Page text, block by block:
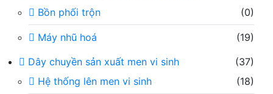
Bồn phối trộn
(0)
Máy nhũ hoá
(19)
Dây chuyền sản xuất men vi sinh
(37)
Hệ thống lên men vi sinh
(18)